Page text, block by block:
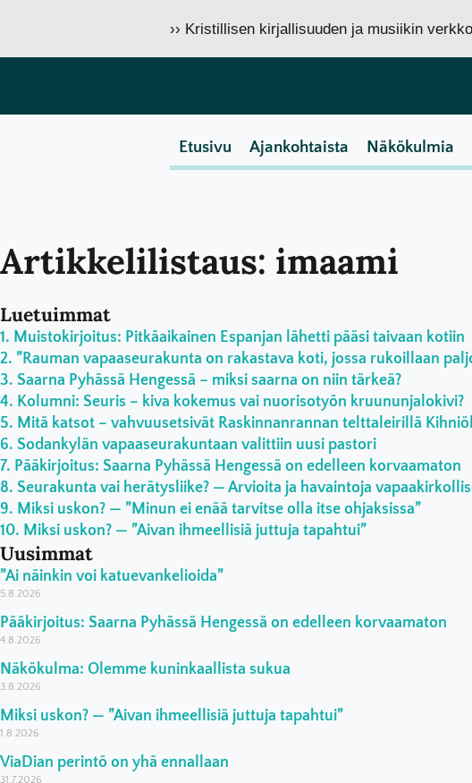
›› Kristillisen kirjallisuuden ja musiikin
Etusivu Ajankohtaista Näkökulmia
Artikkelilistaus: imaami
Luetuimmat
Muistokirjoitus: Pitkäaikainen Espanjan lähetti pääsi taivaan kotiin
”Rauman vapaaseurakunta on rakastava koti, jossa rukoillaan
Saarna Pyhässä Hengessä – miksi saarna on niin tärkeä?
Kolumni: Seuris – kiva kokemus vai nuorisotyön kruununjalokivi?
Mitä katsot – vahvuusetsivät Raskinnanrannan telttaleirillä
Sodankylän vapaaseurakuntaan valittiin uusi pastori
Pääkirjoitus: Saarna Pyhässä Hengessä on edelleen korvaamaton
Seurakunta vai herätysliike? — Arvioita ja havaintoja
Miksi uskon? — ”Minun ei enää tarvitse olla itse ohjaksissa”
Miksi uskon? — ”Aivan ihmeellisiä juttuja tapahtui”
Uusimmat
”Ai näinkin voi katuevankelioida”
5.8.2026
Pääkirjoitus: Saarna Pyhässä Hengessä on edelleen korvaamaton
4.8.2026
Näkökulma: Olemme kuninkaallista sukua
3.8.2026
Miksi uskon? — ”Aivan ihmeellisiä juttuja tapahtui”
1.8.2026
ViaDian perintö on yhä ennallaan
31.7.2026